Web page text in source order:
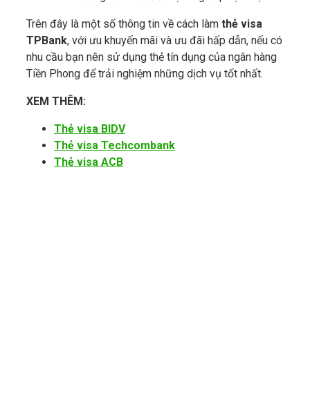
Trên đây là một số thông tin về cách làm thẻ visa
TPBank, với ưu khuyến mãi và ưu đãi hấp dẫn, nếu có
nhu cầu bạn nên sử dụng thẻ tín dụng của ngân hàng
Tiền Phong để trải nghiệm những dịch vụ tốt nhất.
XEM THÊM:
Thẻ visa BIDV
Thẻ visa Techcombank
Thẻ visa ACB